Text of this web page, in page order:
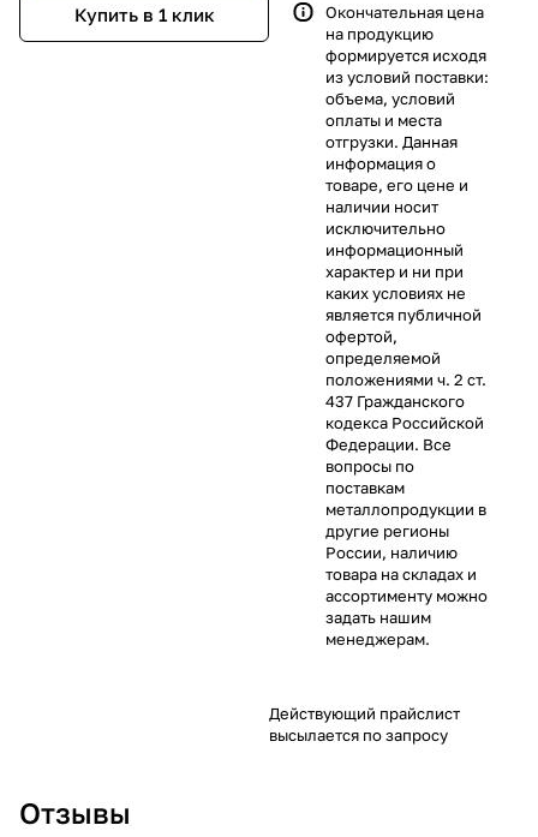
Купить в 1 клик
Окончательная цена
на продукцию
формируется исходя
из условий поставки:
объема, условий
оплаты и места
отгрузки. Данная
информация о
товаре, его цене и
наличии носит
исключительно
информационный
характер и ни при
каких условиях не
является публичной
офертой,
определяемой
положениями ч. 2 ст.
437 Гражданского
кодекса Российской
Федерации. Все
вопросы по
поставкам
металлопродукции в
другие регионы
России, наличию
товара на складах и
ассортименту можно
задать нашим
менеджерам.
Действующий прайслист
высылается по запросу
Отзывы